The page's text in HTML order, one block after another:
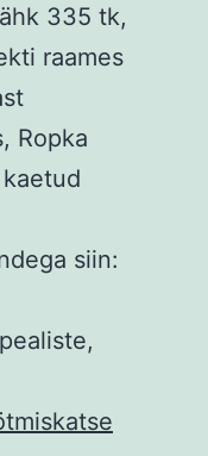
335 tk,
raames
Ropka
siin: